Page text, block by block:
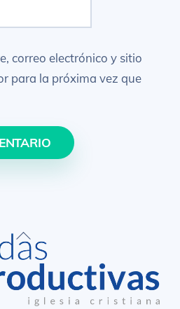
correo electrónico y sitio
para la próxima vez que
Back
To
Top